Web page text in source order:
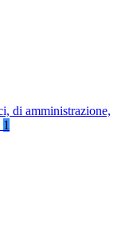
di amministrazione,
1